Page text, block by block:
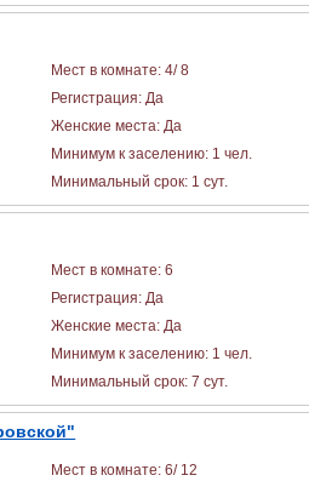
Мест в комнате: 4/ 8
Регистрация: Да
Женские места: Да
Минимум к заселению: 1 чел.
Минимальный срок: 1 сут.
Мест в комнате: 6
Регистрация: Да
Женские места: Да
Минимум к заселению: 1 чел.
Минимальный срок: 7 сут.
Мест в комнате: 6/ 12